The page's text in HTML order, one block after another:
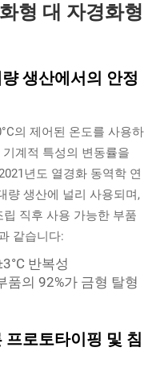
형 대 자경화형
생산에서의 안정
의 제어된 온도를 사용하
계적 특성의 변동률을
년도 열경화 동역학 연
량 생산에 널리 사용되며,
직후 사용 가능한 부품
같습니다:
반복성
품의 92%가 금형 탈형
로토타이핑 및 침